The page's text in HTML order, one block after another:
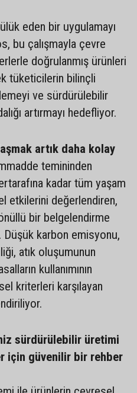
eden bir uygulamayı
bu çalışmayla çevre
doğrulanmış ürünleri
tüketicilerin bilinçli
ve sürdürülebilir
artırmayı hedefliyor.
artık daha kolay
temininden
kadar tüm yaşam
etkilerini değerlendiren,
bir belgelendirme
Düşük karbon emisyonu,
atık oluşumunun
kullanımının
kriterleri karşılayan
sürdürülebilir üretimi
için güvenilir bir rehber